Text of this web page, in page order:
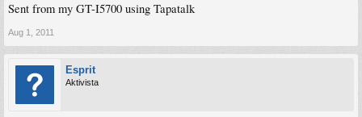
Sent from my GT-I5700 using Tapatalk
Aug 1, 2011
Esprit
Aktivista